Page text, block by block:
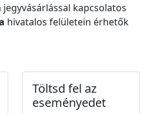
kapcsolatos
hivatalos felületein érhetők
Töltsd fel az
eseményedet